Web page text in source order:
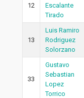
12
Escalante
Tirado
13
Luis Ramiro
Rodriguez
Solorzano
33
Gustavo
Sebastian
Lopez
Torrico